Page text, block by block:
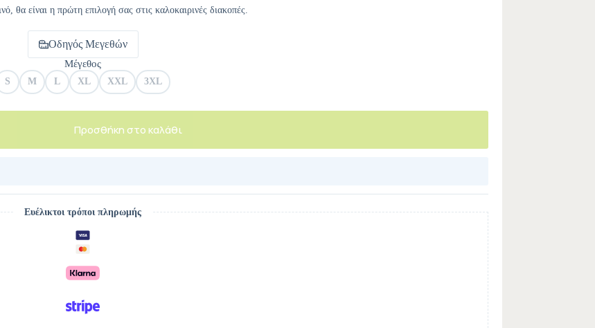
είναι η πρώτη επιλογή σας στις καλοκαιρινές διακοπές.
Οδηγός Μεγεθών
Μέγεθος
S M L XL XXL 3XL
Προσθήκη στο καλάθι
Ευέλικτοι τρόποι πληρωμής